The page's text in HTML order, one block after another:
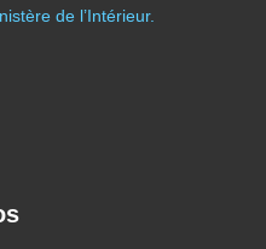
de l’Intérieur.